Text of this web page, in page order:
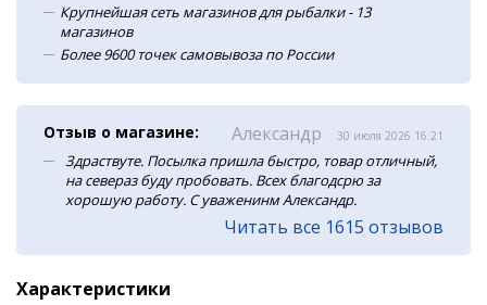
Крупнейшая сеть магазинов для рыбалки - 13
магазинов
Более 9600 точек самовывоза по России
Отзыв о магазине: Александр 30 июля 2026 16:21
Здраствуте. Посылка пришла быстро, товар отличный,
на севераз буду пробовать. Всех благодсрю за
хорошую работу. С уваженинм Александр.
Читать все 1615 отзывов
Характеристики